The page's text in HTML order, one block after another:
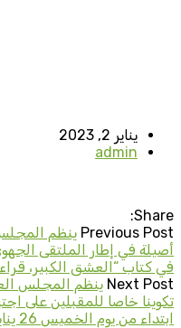
يناير 2, 2023
admin
Share:
Previous Post ينظم
أصيلة في إطار الملتقى
في كتاب “العشق الكبير،
Next Post ينظم المجلس
تكوينا خاصا للمقبلين على
ابتداء من يوم الخميس 26 يناير 2023